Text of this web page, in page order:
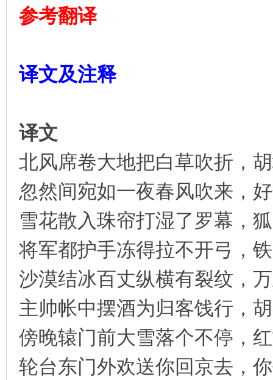
参考翻译
译文及注释
译文
北风席卷大地把白草吹折，
忽然间宛如一夜春风吹来，
雪花散入珠帘打湿了罗幕，
将军都护手冻得拉不开弓，
沙漠结冰百丈纵横有裂纹，
主帅帐中摆酒为归客饯行，
傍晚辕门前大雪落个不停，
轮台东门外欢送你回京去，